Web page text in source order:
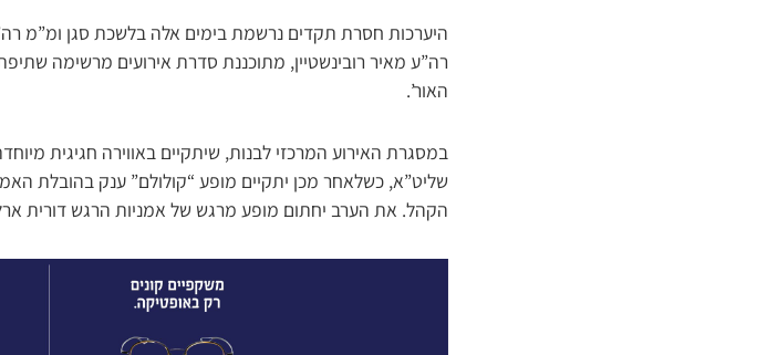
היערכות חסרת תקדים נרשמת בימים אלה בלשכת סגן ומ”מ
רה”ע מאיר רובינשטיין, מתוכננת סדרת אירועים מרשימה
האור’.
במסגרת האירוע המרכזי לבנות, שיתקיים באווירה חגיגית
שליט”א, כשלאחר מכן יתקיים מופע “קולולם” ענק בהובלת
הקהל. את הערב יחתום מופע מרגש של אמניות הרגש דורית